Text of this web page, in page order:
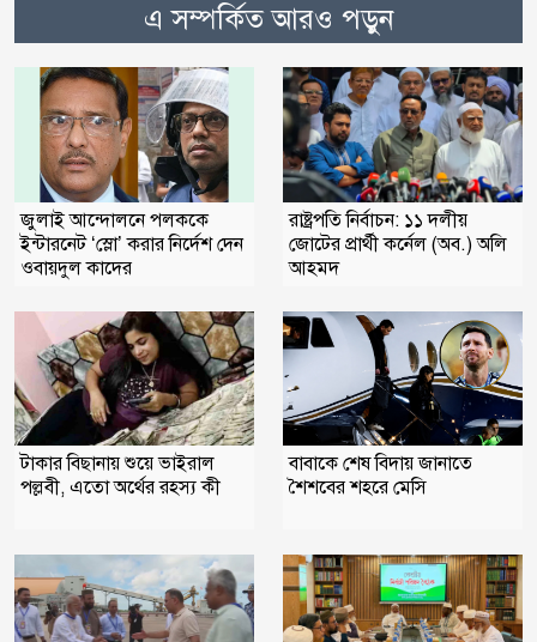
এ সম্পর্কিত আরও পড়ুন
জুলাই আন্দোলনে পলককে
ইন্টারনেট ‘স্লো’ করার নির্দেশ দেন
ওবায়দুল কাদের
রাষ্ট্রপতি নির্বাচন: ১১ দলীয়
জোটের প্রার্থী কর্নেল (অব.) অলি
আহমদ
টাকার বিছানায় শুয়ে ভাইরাল
পল্লবী, এতো অর্থের রহস্য কী
বাবাকে শেষ বিদায় জানাতে
শৈশবের শহরে মেসি